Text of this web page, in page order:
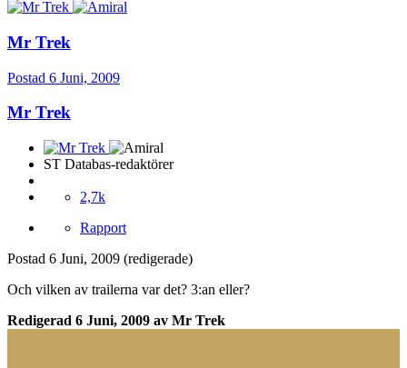
Mr Trek
Postad 6 Juni, 2009
Mr Trek
ST Databas-redaktörer
2,7k
Rapport
Postad 6 Juni, 2009 (redigerade)
Och vilken av trailerna var det? 3:an eller?
Redigerad 6 Juni, 2009 av Mr Trek